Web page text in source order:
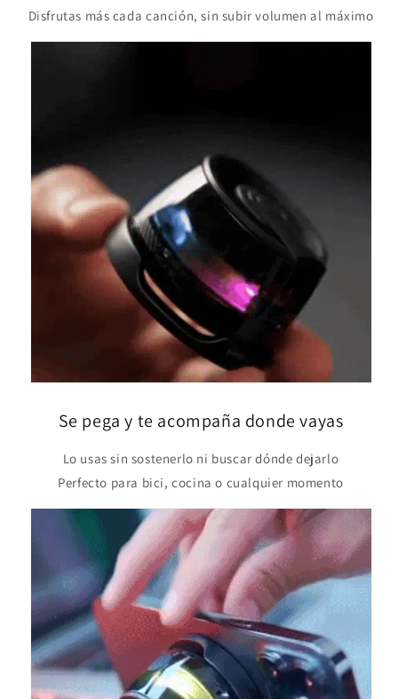
Disfrutas más cada canción, sin subir volumen al máximo
Se pega y te acompaña donde vayas
Lo usas sin sostenerlo ni buscar dónde dejarlo
Perfecto para bici, cocina o cualquier momento